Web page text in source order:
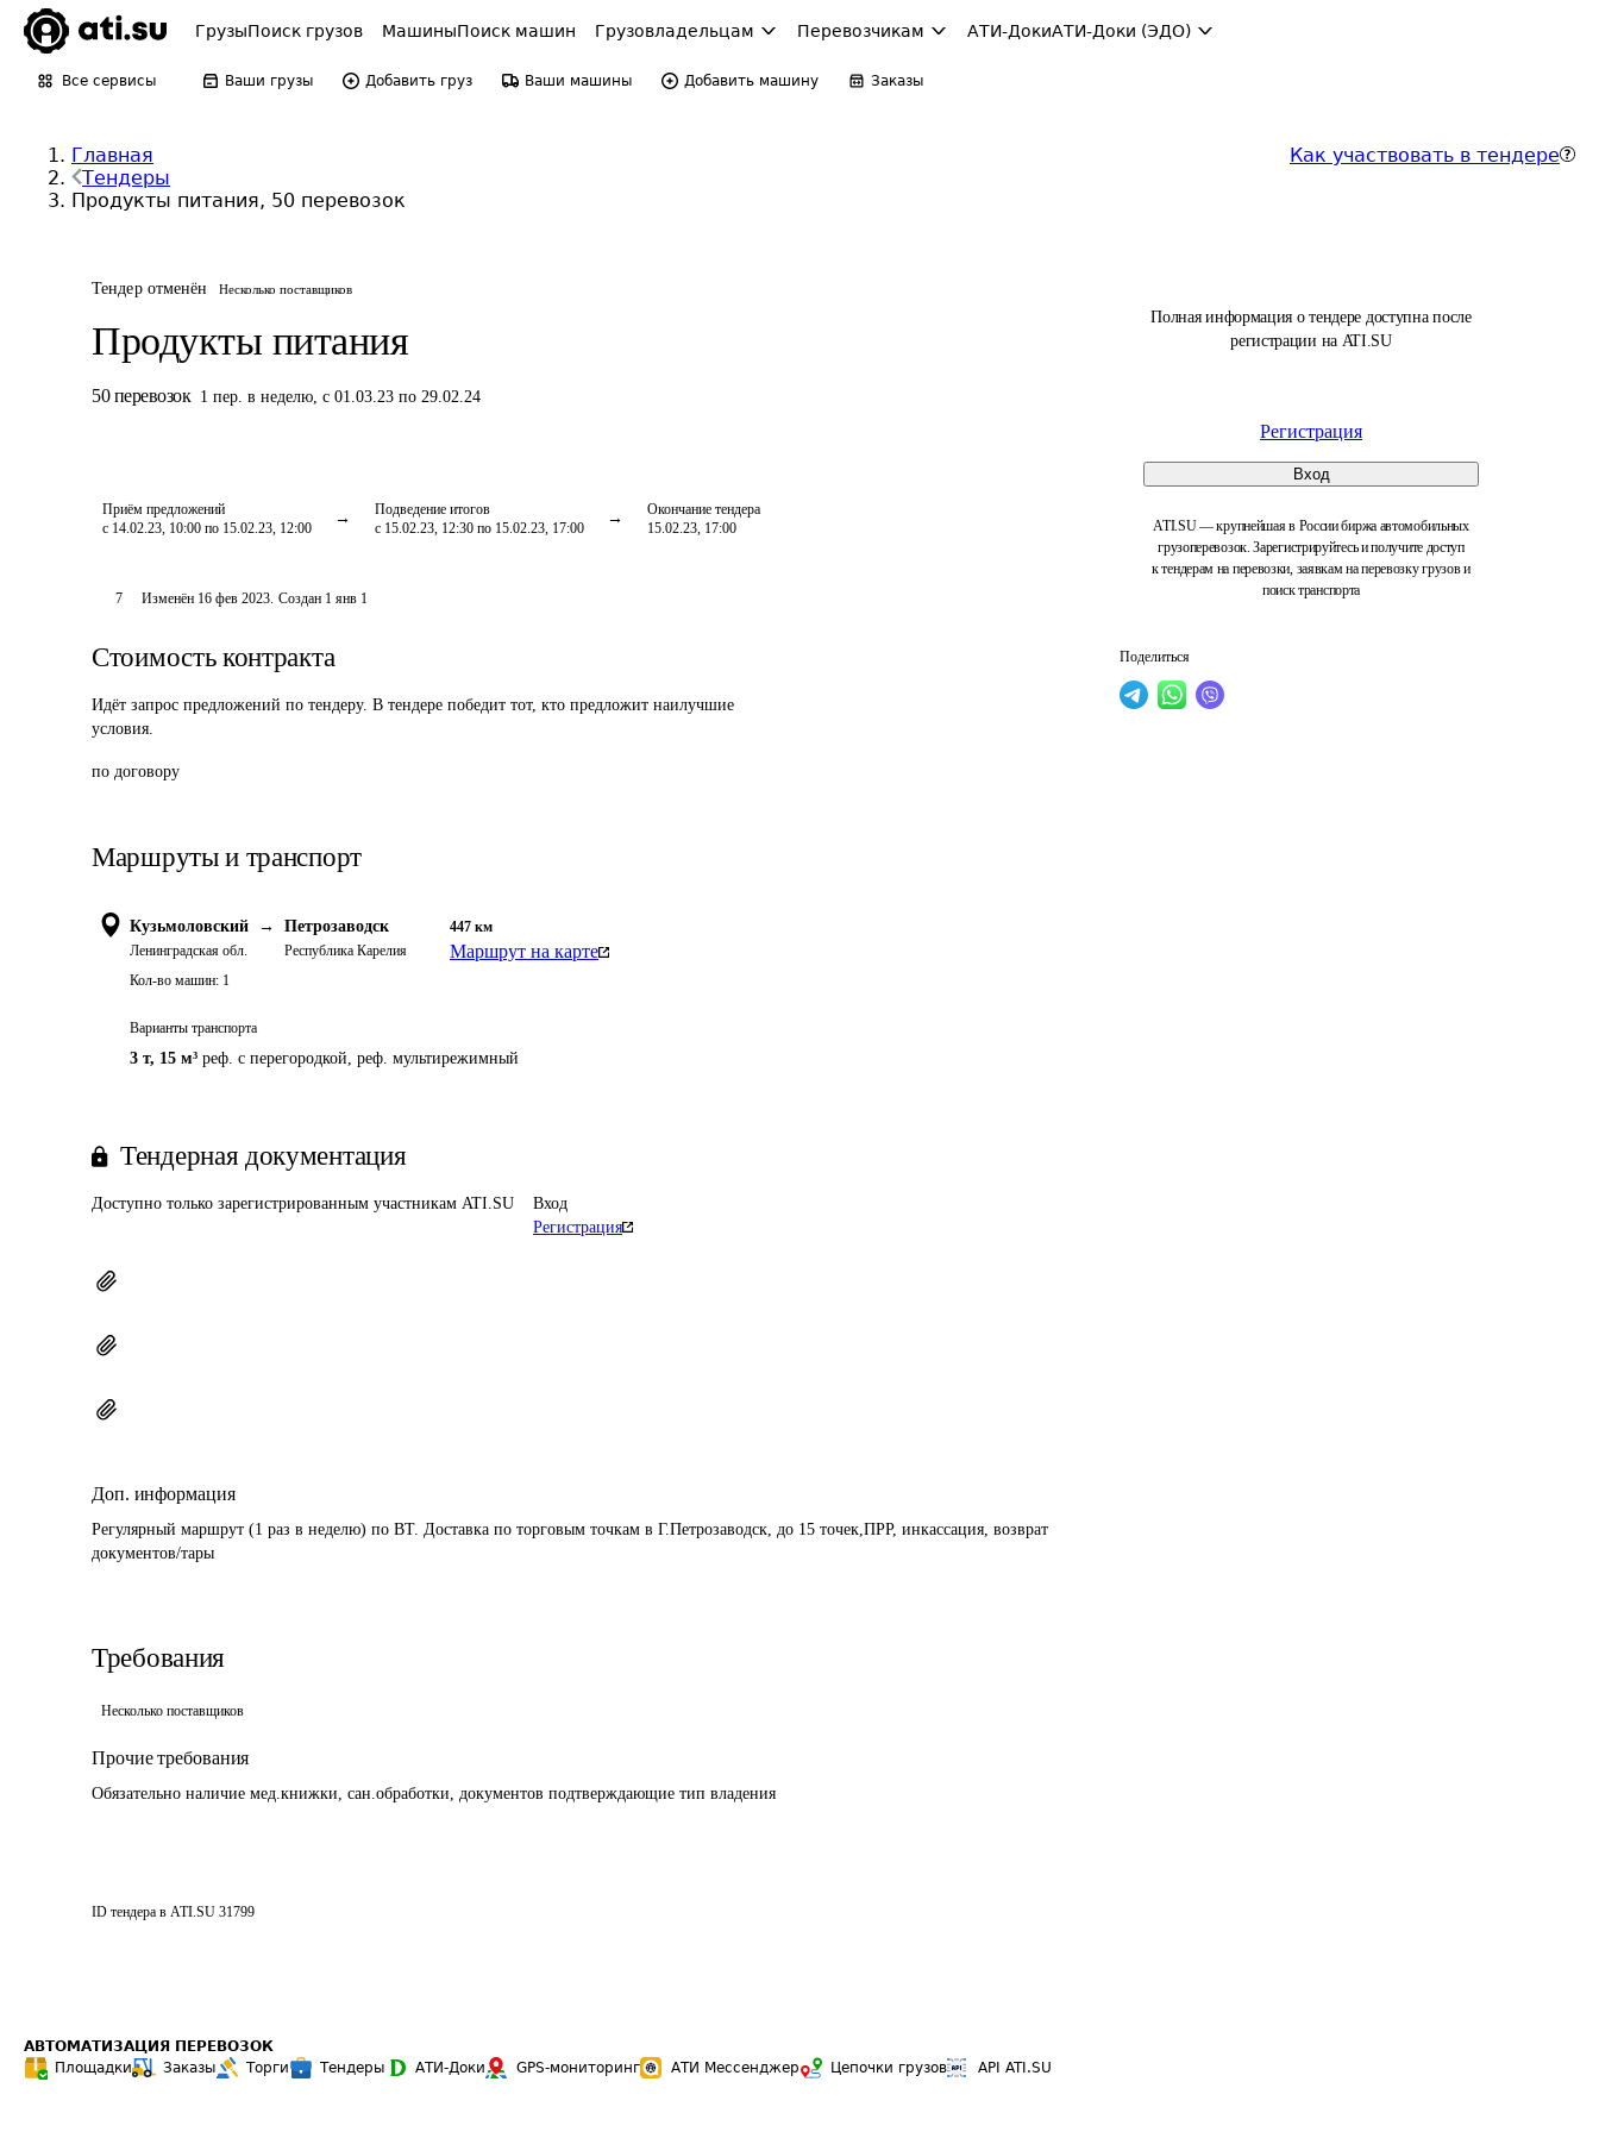
ГрузыПоиск грузов МашиныПоиск машин Грузовладельцам Перевозчикам АТИ-ДокиАТИ-Доки (ЭДО)
Все сервисы Ваши грузы Добавить груз Ваши машины Добавить машину Заказы
Главная
Тендеры
Продукты питания, 50 перевозок
Как участвовать в тендере
Тендер отменён Несколько поставщиков
Продукты питания
50 перевозок 1 пер. в неделю, с 01.03.23 по 29.02.24
Приём предложений
с 14.02.23, 10:00 по 15.02.23, 12:00
Подведение итогов
с 15.02.23, 12:30 по 15.02.23, 17:00
Окончание тендера
15.02.23, 17:00
Полная информация о тендере доступна после
регистрации на ATI.SU
Регистрация
Вход
ATI.SU — крупнейшая в России биржа автомобильных
грузоперевозок. Зарегистрируйтесь и получите доступ
к тендерам на перевозки, заявкам на перевозку грузов и
поиск транспорта
Поделиться
7 Изменён 16 фев 2023. Создан 1 янв 1
Стоимость контракта
Идёт запрос предложений по тендеру. В тендере победит тот, кто предложит наилучшие
условия.
по договору
Маршруты и транспорт
Кузьмоловский →
Ленинградская обл.
Петрозаводск
Республика Карелия
447 км
Маршрут на карте
Кол-во машин: 1
Варианты транспорта
3 т, 15 м³ реф. с перегородкой, реф. мультирежимный
Тендерная документация
Доступно только зарегистрированным участникам ATI.SU
Вход
Регистрация
Доп. информация
Регулярный маршрут (1 раз в неделю) по ВТ. Доставка по торговым точкам в Г.Петрозаводск, до 15 точек,ПРР, инкассация, возврат
документов/тары
Требования
Несколько поставщиков
Прочие требования
Обязательно наличие мед.книжки, сан.обработки, документов подтверждающие тип владения
ID тендера в ATI.SU 31799
АВТОМАТИЗАЦИЯ ПЕРЕВОЗОК
Площадки
Заказы Торги Тендеры АТИ-Доки GPS-мониторинг АТИ Мессенджер Цепочки грузов API ATI.SU